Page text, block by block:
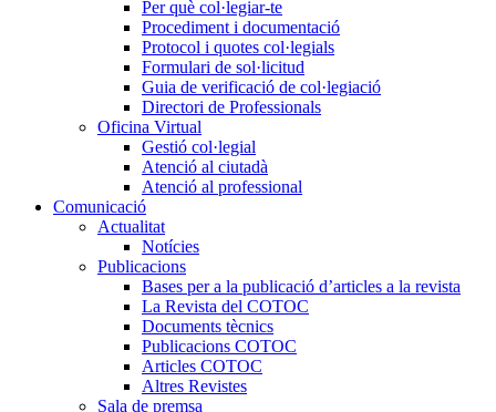
Per què col·legiar-te
Procediment i documentació
Protocol i quotes col·legials
Formulari de sol·licitud
Guia de verificació de col·legiació
Directori de Professionals
Oficina Virtual
Gestió col·legial
Atenció al ciutadà
Atenció al professional
Comunicació
Actualitat
Notícies
Publicacions
Bases per a la publicació d’articles a la revista
La Revista del COTOC
Documents tècnics
Publicacions COTOC
Articles COTOC
Altres Revistes
Sala de premsa